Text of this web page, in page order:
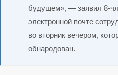
будущем», — заявил 8-
электронной почте
во вторник вечером,
обнародован.